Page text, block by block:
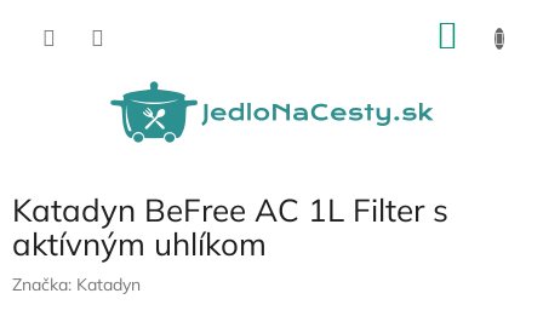
Katadyn BeFree AC 1L Filter s
aktívným uhlíkom
Značka: Katadyn